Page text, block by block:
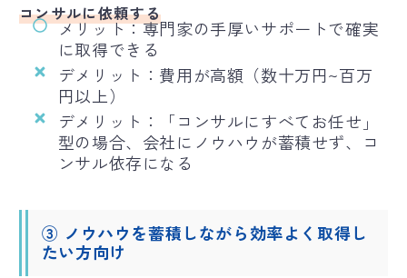
コンサルに依頼する
メリット：専門家の手厚いサポートで確実
に取得できる
デメリット：費用が高額（数十万円~百万
円以上）
デメリット：「コンサルにすべてお任せ」
型の場合、会社にノウハウが蓄積せず、コ
ンサル依存になる
③ ノウハウを蓄積しながら効率よく取得し
たい方向け